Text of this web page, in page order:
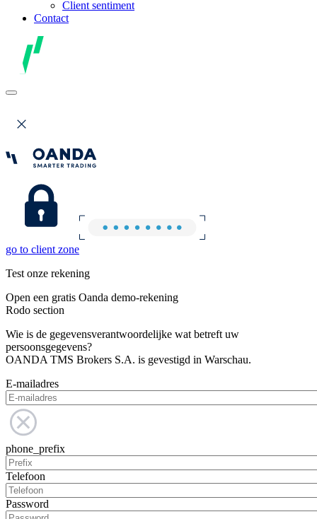
Client sentiment
Contact
go to client zone
Test onze rekening
Open een gratis Oanda demo-rekening
Rodo section
Wie is de gegevensverantwoordelijke wat betreft uw
persoonsgegevens?
OANDA TMS Brokers S.A. is gevestigd in Warschau.
E-mailadres
phone_prefix
Telefoon
Password